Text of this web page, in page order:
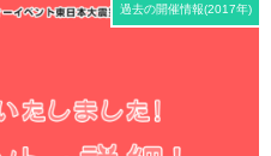
過去の開催情報(2017年)